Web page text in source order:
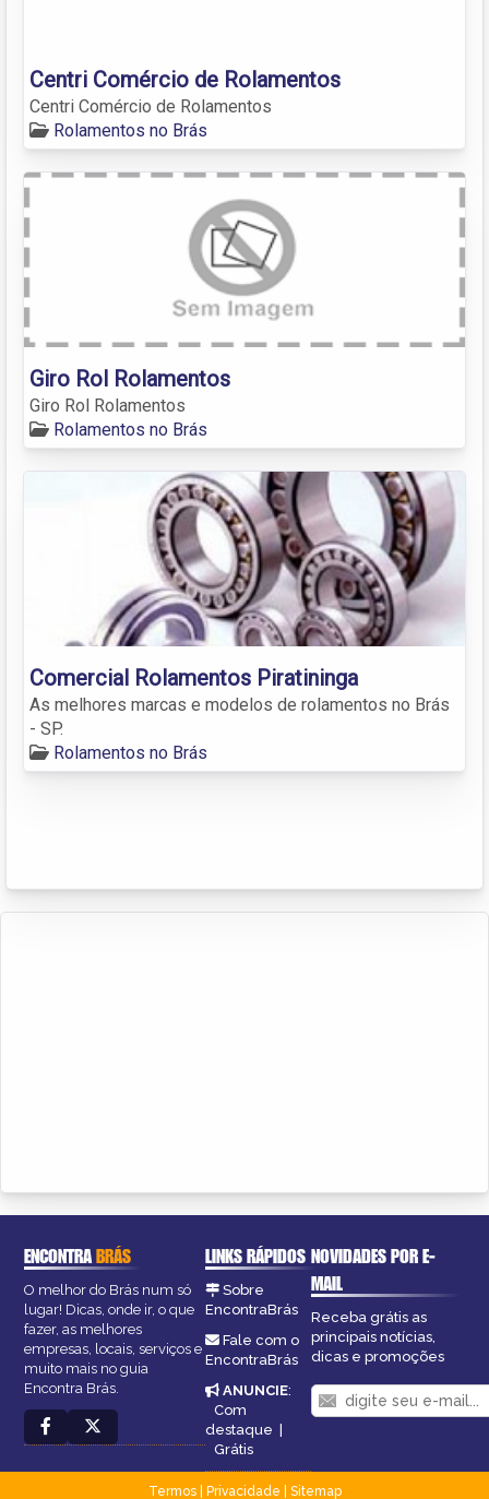
Centri Comércio de Rolamentos
Centri Comércio de Rolamentos
Rolamentos no Brás
Giro Rol Rolamentos
Giro Rol Rolamentos
Rolamentos no Brás
Comercial Rolamentos Piratininga
As melhores marcas e modelos de rolamentos no Brás
- SP.
Rolamentos no Brás
ENCONTRABRÁS
O melhor do Brás num só
lugar! Dicas, onde ir, o que
fazer, as melhores
empresas, locais, serviços e
muito mais no guia
Encontra Brás.
LINKS RÁPIDOS
Sobre
EncontraBrás
Fale com o
EncontraBrás
ANUNCIE:
Com
destaque |
Grátis
NOVIDADES POR E-
MAIL
Receba grátis as
principais notícias,
dicas e promoções
Termos| Privacidade
Sitemap